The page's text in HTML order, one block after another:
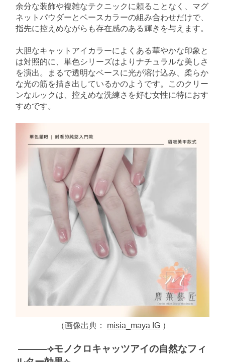
余分な装飾や複雑なテクニックに頼ることなく、マグ
ネットパウダーとベースカラーの組み合わせだけで、
指先に控えめながらも存在感のある輝きを与えます。
大胆なキャットアイカラーによくある華やかな印象と
は対照的に、単色シリーズはよりナチュラルな美しさ
を演出。まるで透明なベースに光が溶け込み、柔らか
な光の筋を描き出しているかのようです。このクリー
ンなルックは、控えめな洗練さを好む女性に特におす
すめです。
（画像出典： misia_maya IG ）
———⟢モノクロキャッツアイの自然なフィ